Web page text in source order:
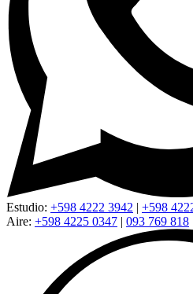
Estudio: +598 4222 3942 | +598
Aire: +598 4225 0347 | 093 769 818